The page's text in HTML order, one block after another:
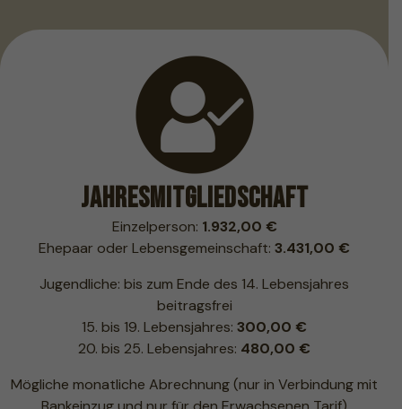
Jahresmitgliedschaft
Einzelperson: 1.932,00 €
Ehepaar oder Lebensgemeinschaft: 3.431,00 €
Jugendliche: bis zum Ende des 14. Lebensjahres
beitragsfrei
15. bis 19. Lebensjahres: 300,00 €
20. bis 25. Lebensjahres: 480,00 €
Mögliche monatliche Abrechnung (nur in Verbindung mit